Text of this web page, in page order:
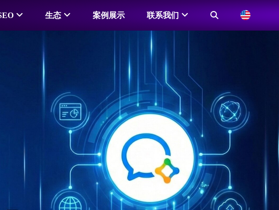
生态 案例展示 联系我们